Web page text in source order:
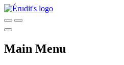
Main Menu